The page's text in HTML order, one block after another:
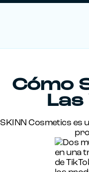
Cómo
SKINN Cosmetics es